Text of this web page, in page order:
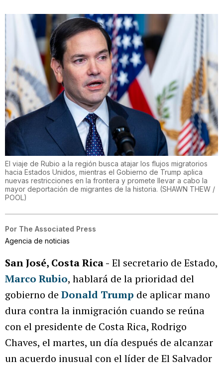
El viaje de Rubio a la región busca atajar los flujos migratorios
hacia Estados Unidos, mientras el Gobierno de Trump aplica
nuevas restricciones en la frontera y promete llevar a cabo la
mayor deportación de migrantes de la historia. (SHAWN THEW /
POOL)
Por The Associated Press
Agencia de noticias
San José, Costa Rica - El secretario de Estado,
Marco Rubio, hablará de la prioridad del
gobierno de Donald Trump de aplicar mano
dura contra la inmigración cuando se reúna
con el presidente de Costa Rica, Rodrigo
Chaves, el martes, un día después de alcanzar
un acuerdo inusual con el líder de El Salvador